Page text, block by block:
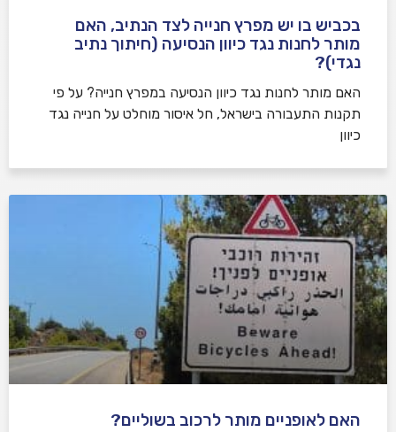
בכביש בו יש מפרץ חנייה לצד הנתיב, האם
מותר לחנות נגד כיוון הנסיעה (חיתוך נתיב
נגדי)?
האם מותר לחנות נגד כיוון הנסיעה במפרץ חנייה? על פי
תקנות התעבורה בישראל, חל איסור מוחלט על חנייה נגד
כיוון
האם לאופניים מותר לרכוב בשוליים?